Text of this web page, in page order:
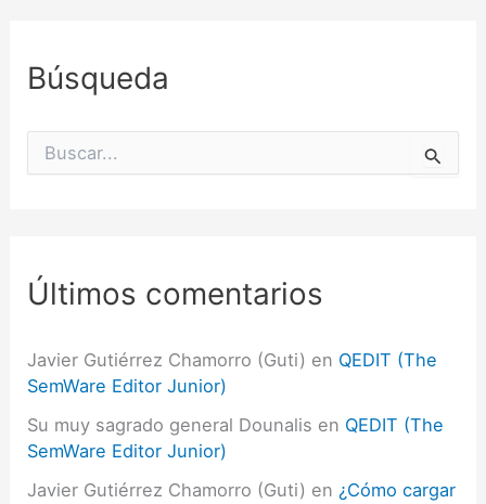
Búsqueda
Últimos comentarios
Javier Gutiérrez Chamorro (Guti) en QEDIT (The
SemWare Editor Junior)
Su muy sagrado general Dounalis en QEDIT (The
SemWare Editor Junior)
Javier Gutiérrez Chamorro (Guti) en ¿Cómo cargar